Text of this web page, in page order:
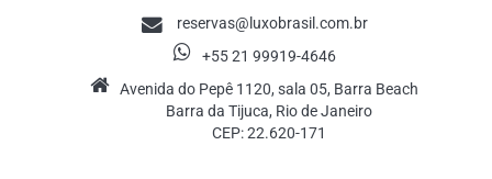
reservas@luxobrasil.com.br
+55 21 99919-4646
Avenida do Pepê 1120, sala 05, Barra Beach
Barra da Tijuca, Rio de Janeiro
CEP: 22.620-171